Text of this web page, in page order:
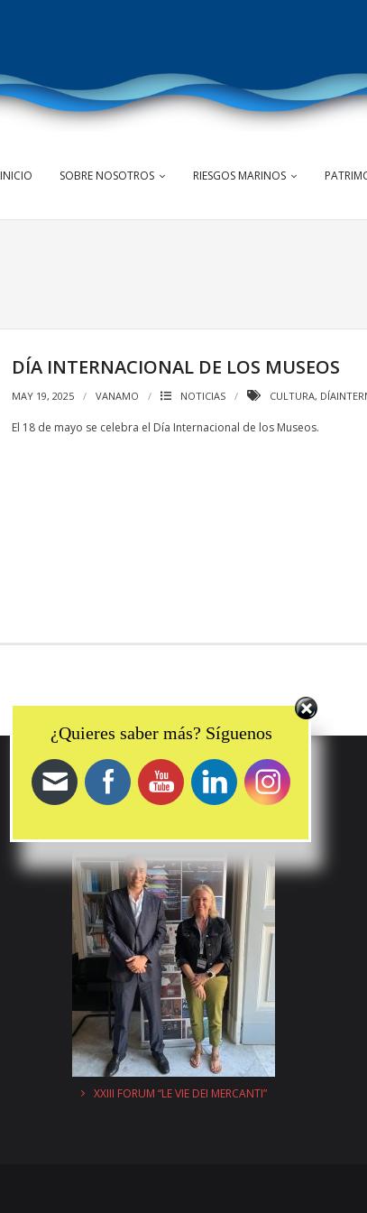
INICIO SOBRE NOSOTROS RIESGOS MARINOS
DÍA INTERNACIONAL DE LOS MUSEOS
MAY 19, 2025 VANAMO NOTICIAS CULTURA,
El 18 de mayo se celebra el Día Internacional de los Museos.
XXIII FORUM “LE VIE DEI MERCANTI”
¿Quieres saber más? Síguenos
Set Youtube Channel ID